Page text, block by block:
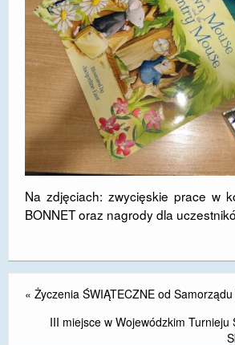
Na zdjęciach: zwycięskie prace w
BONNET oraz nagrody dla
« Życzenia ŚWIĄTECZNE od
III miejsce w Wojewódzkim Turnieju